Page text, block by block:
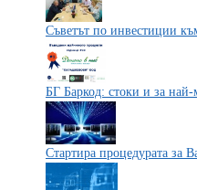
Съветът по инвестиции
БГ Баркод: стоки и за най-
Стартира процедурата за